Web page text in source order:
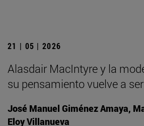
21 | 05 | 2026
Alasdair MacIntyre y la
su pensamiento vuelve a
José Manuel Giménez Amaya,
Eloy Villanueva